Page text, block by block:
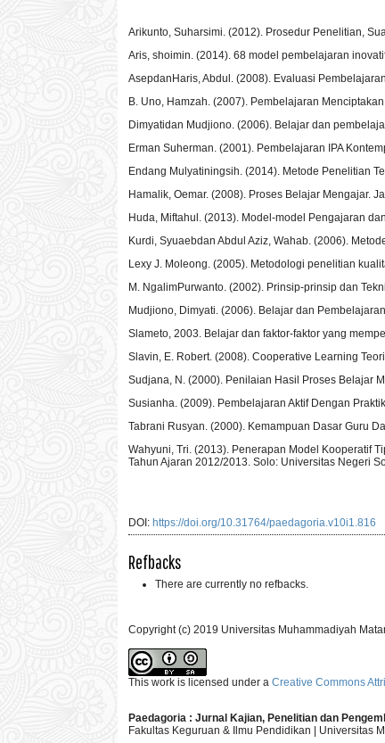
Arikunto, Suharsimi. (2012). Prosedur Penelitian,
Aris, shoimin. (2014). 68 model pembelajaran
AsepdanHaris, Abdul. (2008). Evaluasi
B. Uno, Hamzah. (2007). Pembelajaran
Dimyatidan Mudjiono. (2006). Belajar dan
Erman Suherman. (2001). Pembelajaran IPA
Endang Mulyatiningsih. (2014). Metode Penelitian
Hamalik, Oemar. (2008). Proses Belajar Mengajar.
Huda, Miftahul. (2013). Model-model Pengajaran
Kurdi, Syuaebdan Abdul Aziz, Wahab. (2006).
Lexy J. Moleong. (2005). Metodologi penelitian
M. NgalimPurwanto. (2002). Prinsip-prinsip dan
Mudjiono, Dimyati. (2006). Belajar dan
Slameto, 2003. Belajar dan faktor-faktor yang
Slavin, E. Robert. (2008). Cooperative Learning
Sudjana, N. (2000). Penilaian Hasil Proses Belajar
Susianha. (2009). Pembelajaran Aktif Dengan
Tabrani Rusyan. (2000). Kemampuan Dasar Guru
Wahyuni, Tri. (2013). Penerapan Model Kooperatif
Tahun Ajaran 2012/2013. Solo: Universitas Negeri
DOI: https://doi.org/10.31764/paedagoria.v10i1.816
Refbacks
There are currently no refbacks.
Copyright (c) 2019 Universitas Muhammadiyah
This work is licensed under a Creative Commons
Paedagoria : Jurnal Kajian, Penelitian dan
Fakultas Keguruan & Ilmu Pendidikan | Universitas